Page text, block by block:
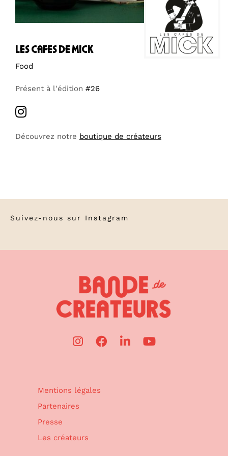
les cafes de mick
Food
Présent à l'édition #26
Découvrez notre boutique de créateurs
Suivez-nous sur Instagram
Mentions légales
Partenaires
Presse
Les créateurs